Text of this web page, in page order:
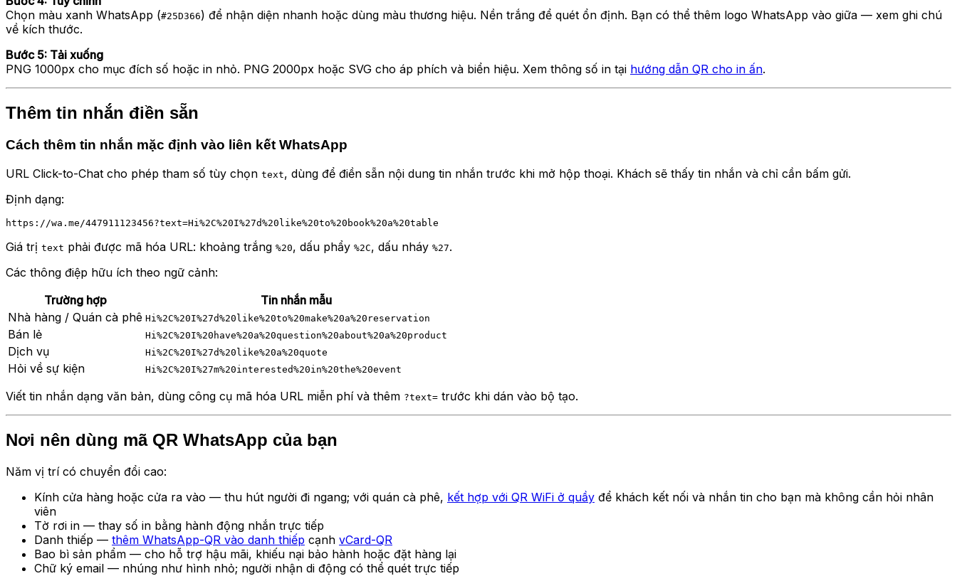
Chọn màu xanh WhatsApp (#25D366) để nhận diện nhanh hoặc dùng màu thương hiệu. Nền trắng để quét ổn định. Bạn có thể thêm logo WhatsApp vào giữa — xem ghi chú
về kích thước.
Bước 5: Tải xuống
PNG 1000px cho mục đích số hoặc in nhỏ. PNG 2000px hoặc SVG cho áp phích và biển hiệu. Xem thông số in tại hướng dẫn QR cho in ấn.
Thêm tin nhắn điền sẵn
Cách thêm tin nhắn mặc định vào liên kết WhatsApp
URL Click-to-Chat cho phép tham số tùy chọn text, dùng để điền sẵn nội dung tin nhắn trước khi mở hộp thoại. Khách sẽ thấy tin nhắn và chỉ cần bấm gửi.
Định dạng:
Giá trị text phải được mã hóa URL: khoảng trắng %20, dấu phẩy %2C, dấu nháy %27.
Các thông điệp hữu ích theo ngữ cảnh:
Trường hợp
Tin nhắn mẫu
Nhà hàng / Quán cà phê Hi%2C%20I%27d%20like%20to%20make%20a%20reservation
Bán lẻ Hi%2C%20I%20have%20a%20question%20about%20a%20product
Dịch vụ Hi%2C%20I%27d%20like%20a%20quote
Hỏi về sự kiện Hi%2C%20I%27m%20interested%20in%20the%20event
Viết tin nhắn dạng văn bản, dùng công cụ mã hóa URL miễn phí và thêm ?text= trước khi dán vào bộ tạo.
Nơi nên dùng mã QR WhatsApp của bạn
Năm vị trí có chuyển đổi cao:
Kính cửa hàng hoặc cửa ra vào — thu hút người đi ngang; với quán cà phê, kết hợp với QR WiFi ở quầy để khách kết nối và nhắn tin cho bạn mà không cần hỏi nhân
viên
Tờ rơi in — thay số in bằng hành động nhắn trực tiếp
Danh thiếp — thêm WhatsApp-QR vào danh thiếp cạnh vCard-QR
Bao bì sản phẩm — cho hỗ trợ hậu mãi, khiếu nại bảo hành hoặc đặt hàng lại
Chữ ký email — nhúng như hình nhỏ; người nhận di động có thể quét trực tiếp